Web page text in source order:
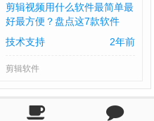
剪辑视频用什么软件最简单最
好最方便？盘点这7款软件
技术支持
2年前
剪辑软件
号-4
鄂公网安备42900
txt地图